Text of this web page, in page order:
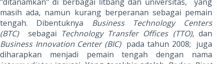
masih ada, namun kurang berperanan sebagai pemain
tengah. Dibentuknya Business Technology Centers
(BTC)
sebagai Technology Transfer Offices (TTO), dan
Business Innovation Center (BIC) pada tahun 2008; juga
diharapkan menjadi pemain tengah dengan nama